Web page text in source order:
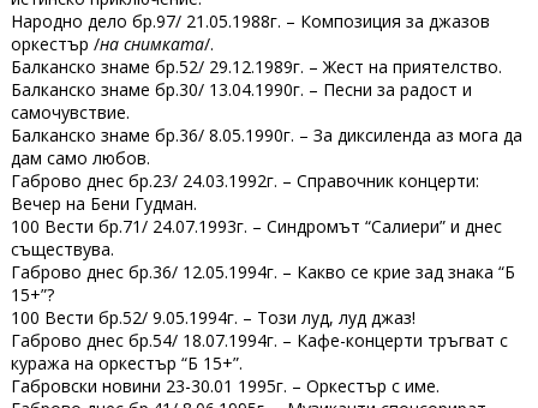
Народно дело бр.97/ 21.05.1988г. – Композиция за джазов
оркестър /на снимката/.
Балканско знаме бр.52/ 29.12.1989г. – Жест на приятелство.
Балканско знаме бр.30/ 13.04.1990г. – Песни за радост и
самочувствие.
Балканско знаме бр.36/ 8.05.1990г. – За диксиленда аз мога да
дам само любов.
Габрово днес бр.23/ 24.03.1992г. – Справочник концерти:
Вечер на Бени Гудман.
100 Вести бр.71/ 24.07.1993г. – Синдромът “Салиери” и днес
съществува.
Габрово днес бр.36/ 12.05.1994г. – Какво се крие зад знака “Б
15+”?
100 Вести бр.52/ 9.05.1994г. – Този луд, луд джаз!
Габрово днес бр.54/ 18.07.1994г. – Кафе-концерти тръгват с
куража на оркестър “Б 15+”.
Габровски новини 23-30.01 1995г. – Оркестър с име.